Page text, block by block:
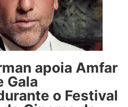
apoia Amfar
Gala
o Festival